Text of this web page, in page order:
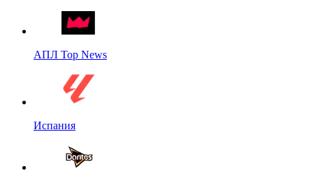
АПЛ Top News
Испания